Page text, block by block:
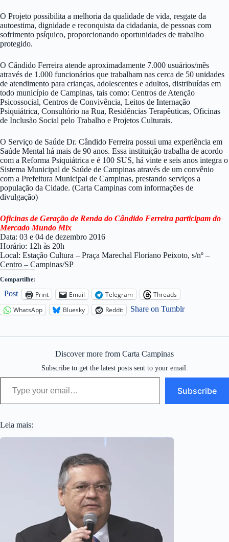
O Projeto possibilita a melhoria da qualidade de vida, resgate da
autoestima, dignidade e reconquista da cidadania, de pessoas com
sofrimento psíquico, proporcionando oportunidades de trabalho
protegido.
O Cândido Ferreira atende aproximadamente 7.000 usuários/mês
através de 1.000 funcionários que trabalham nas cerca de 50 unidades
de atendimento para crianças, adolescentes e adultos, distribuídas em
todo município de Campinas, tais como: Centros de Atenção
Psicossocial, Centros de Convivência, Leitos de Internação
Psiquiátrica, Consultório na Rua, Residências Terapêuticas, Oficinas
de Inclusão Social pelo Trabalho e Projetos Culturais.
O Serviço de Saúde Dr. Cândido Ferreira possui uma experiência em
Saúde Mental há mais de 90 anos. Essa instituição trabalha de acordo
com a Reforma Psiquiátrica e é 100 SUS, há vinte e seis anos integra o
Sistema Municipal de Saúde de Campinas através de um convênio
com a Prefeitura Municipal de Campinas, prestando serviços a
população da Cidade. (Carta Campinas com informações de
divulgação)
Oficinas de Geração de Renda do Cândido Ferreira participam do
Mercado Mundo Mix
Data: 03 e 04 de dezembro 2016
Horário: 12h às 20h
Local: Estação Cultura – Praça Marechal Floriano Peixoto, s/nº –
Centro – Campinas/SP
Compartilhe:
Post Print Email Telegram
Threads
WhatsApp
Bluesky Reddit Share on Tumblr
Discover more from Carta Campinas
Subscribe to get the latest posts sent to your email.
Type your email…
Subscribe
Leia mais: